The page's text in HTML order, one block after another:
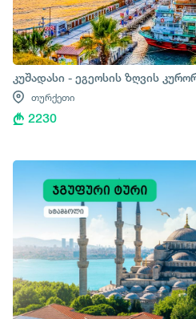
კუშადასი - ეგეოსის ზღვის
თურქეთი
2230